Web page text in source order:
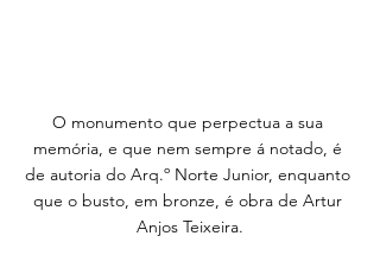
O monumento que perpectua a sua
memória, e que nem sempre á notado, é
de autoria do Arq.º Norte Junior, enquanto
que o busto, em bronze, é obra de Artur
Anjos Teixeira.